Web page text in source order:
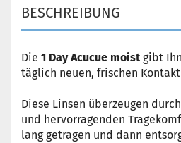
BESCHREIBUNG
Die 1 Day Acucue moist gibt
täglich neuen, frischen
Diese Linsen überzeugen
und hervorragenden
lang getragen und dann